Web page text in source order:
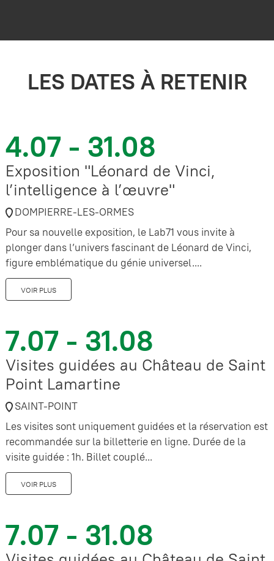
LES DATES À RETENIR
4.07 - 31.08
Exposition "Léonard de Vinci,
l’intelligence à l’œuvre"
DOMPIERRE-LES-ORMES
Pour sa nouvelle exposition, le Lab71 vous invite à
plonger dans l’univers fascinant de Léonard de Vinci,
figure emblématique du génie universel....
VOIR PLUS
7.07 - 31.08
Visites guidées au Château de Saint
Point Lamartine
SAINT-POINT
Les visites sont uniquement guidées et la réservation est
recommandée sur la billetterie en ligne. Durée de la
visite guidée : 1h. Billet couplé...
VOIR PLUS
7.07 - 31.08